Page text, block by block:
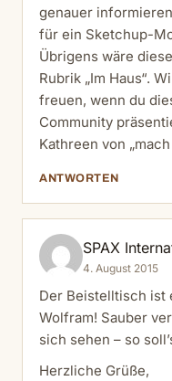
genauer
für ein Sketchup-
Übrigens wäre
Rubrik „Im Haus“.
freuen, wenn du
Community
Kathreen von „mach
ANTWORTEN
SPAX
4. August 2015
Der Beistelltisch ist
Wolfram! Sauber
sich sehen – so
Herzliche Grüße,